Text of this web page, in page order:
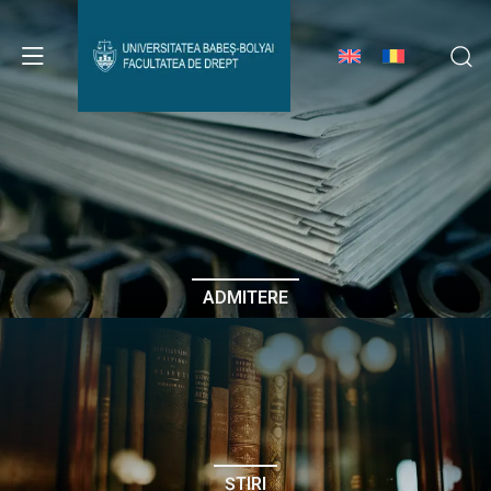
Avizier Studenți
Studii
Admitere
Erasmus & Internațional
Despre Facultate
ADMITERE
ȘTIRI